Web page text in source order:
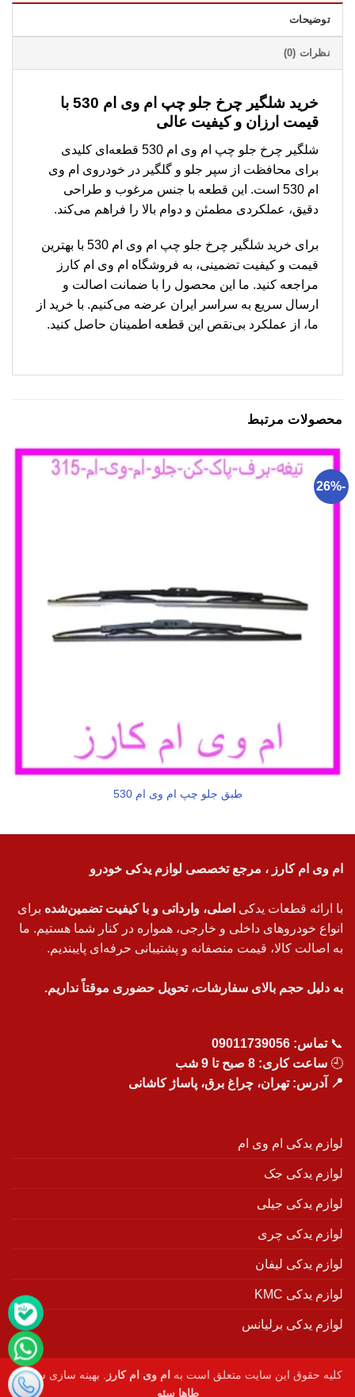
توضیحات
نظرات (0)
خرید شلگیر چرخ جلو چپ ام وی ام 530 با
قیمت ارزان و کیفیت عالی
شلگیر چرخ جلو چپ ام وی ام 530 قطعه‌ای کلیدی
برای محافظت از سپر جلو و گلگیر در خودروی ام وی
ام 530 است. این قطعه با جنس مرغوب و طراحی
دقیق، عملکردی مطمئن و دوام بالا را فراهم می‌کند.
برای خرید شلگیر چرخ جلو چپ ام وی ام 530 با بهترین
قیمت و کیفیت تضمینی، به فروشگاه ام وی ام کارز
مراجعه کنید. ما این محصول را با ضمانت اصالت و
ارسال سریع به سراسر ایران عرضه می‌کنیم. با خرید از
ما، از عملکرد بی‌نقص این قطعه اطمینان حاصل کنید.
محصولات مرتبط
-26%
طبق جلو چپ ام وی ام 530
ام وی ام کارز ، مرجع تخصصی لوازم یدکی خودرو
با ارائه قطعات یدکی اصلی، وارداتی و با کیفیت تضمین‌شده برای
انواع خودروهای داخلی و خارجی، همواره در کنار شما هستیم. ما
به اصالت کالا، قیمت منصفانه و پشتیبانی حرفه‌ای پایبندیم.
به دلیل حجم بالای سفارشات، تحویل حضوری موقتاً نداریم.
📞تماس: 09011739056
🕘 ساعت کاری: 8 صبح تا 9 شب
📍 آدرس: تهران، چراغ برق، پاساژ کاشانی
لوازم یدکی ام وی ام
لوازم یدکی جک
لوازم یدکی جیلی
لوازم یدکی چری
لوازم یدکی لیفان
لوازم یدکی KMC
لوازم یدکی برلیانس
کلیه حقوق این سایت متعلق است به ام وی ام کارز
. بهینه سازی سایت :
طاها سئو